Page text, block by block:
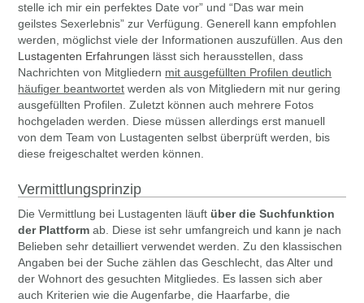
stelle ich mir ein perfektes Date vor” und “Das war mein
geilstes Sexerlebnis” zur Verfügung. Generell kann empfohlen
werden, möglichst viele der Informationen auszufüllen. Aus den
Lustagenten Erfahrungen lässt sich herausstellen, dass
Nachrichten von Mitgliedern mit ausgefüllten Profilen deutlich
häufiger beantwortet werden als von Mitgliedern mit nur gering
ausgefüllten Profilen. Zuletzt können auch mehrere Fotos
hochgeladen werden. Diese müssen allerdings erst manuell
von dem Team von Lustagenten selbst überprüft werden, bis
diese freigeschaltet werden können.
Vermittlungsprinzip
Die Vermittlung bei Lustagenten läuft über die Suchfunktion
der Plattform ab. Diese ist sehr umfangreich und kann je nach
Belieben sehr detailliert verwendet werden. Zu den klassischen
Angaben bei der Suche zählen das Geschlecht, das Alter und
der Wohnort des gesuchten Mitgliedes. Es lassen sich aber
auch Kriterien wie die Augenfarbe, die Haarfarbe, die